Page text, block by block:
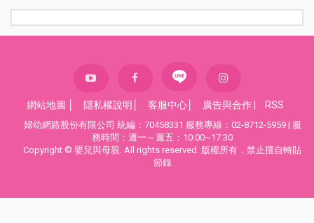
網站地圖 隱私權說明 客服中心 廣告與合作 RSS
婦幼網路股份有限公司 統編：70458331 服務專線：02-8712-5959 | 服
務時間：週一～週五：10:00~17:30
Copyright © 嬰兒與母親. All rights reserved. 版權所有，禁止擅自轉貼
節錄